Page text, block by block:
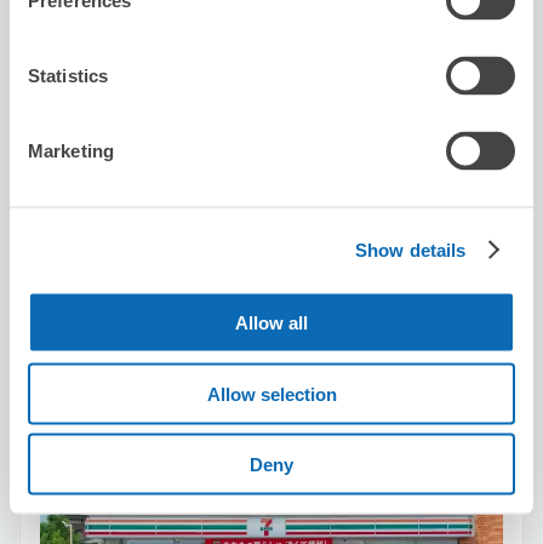
Statistics
Marketing
Show details
Allow all
Allow selection
Deny
セブン－イレブン横浜太田町６丁目
馬車道駅から徒歩2分